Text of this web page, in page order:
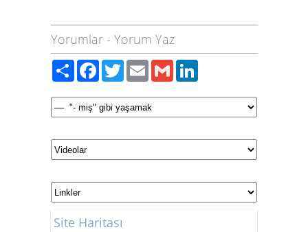
Yorumlar - Yorum Yaz
PaylaşFacebook
TwitterEmailGmail
Site Haritası